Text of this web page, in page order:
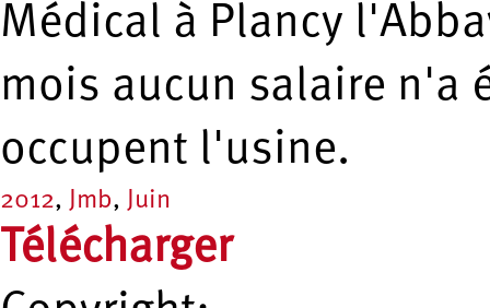
Médical à Plancy
mois aucun salaire n'a
occupent l'usine.
2012, Jmb, Juin
Télécharger